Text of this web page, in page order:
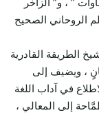
الروحاني الصحيح
الطريقة القادرية
، ويضيف إلى
في آداب اللغة
إلى المعالي ،